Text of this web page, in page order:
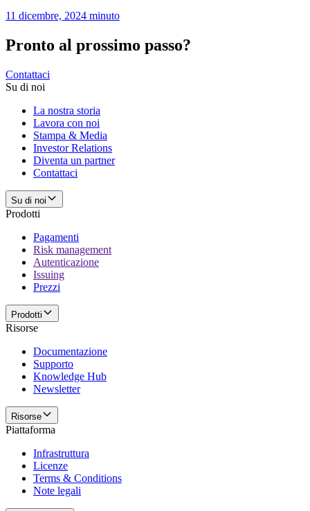
11 dicembre, 2024 minuto
Pronto al prossimo passo?
Contattaci
Su di noi
La nostra storia
Lavora con noi
Stampa & Media
Investor Relations
Diventa un partner
Contattaci
Su di noi
Prodotti
Pagamenti
Risk management
Autenticazione
Issuing
Prezzi
Prodotti
Risorse
Documentazione
Supporto
Knowledge Hub
Newsletter
Risorse
Piattaforma
Infrastruttura
Licenze
Terms & Conditions
Note legali